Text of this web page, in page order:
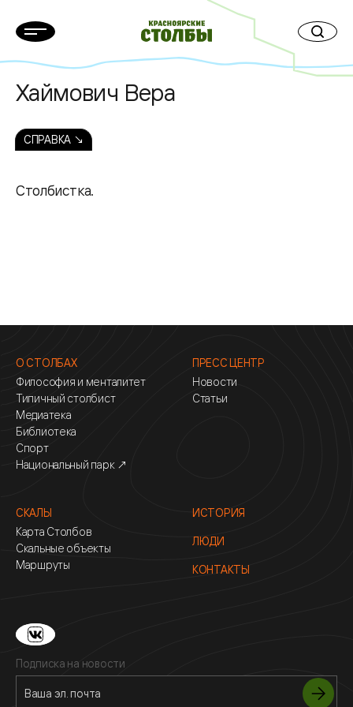
Хаймович Вера
СПРАВКА ↘
Столбистка.
О СТОЛБАХ
Философия и менталитет
Типичный столбист
Медиатека
Библиотека
Спорт
Национальный парк ↗
ПРЕСС ЦЕНТР
Новости
Статьи
СКАЛЫ
Карта Столбов
Скальные объекты
Маршруты
ИСТОРИЯ
ЛЮДИ
КОНТАКТЫ
Подписка на новости